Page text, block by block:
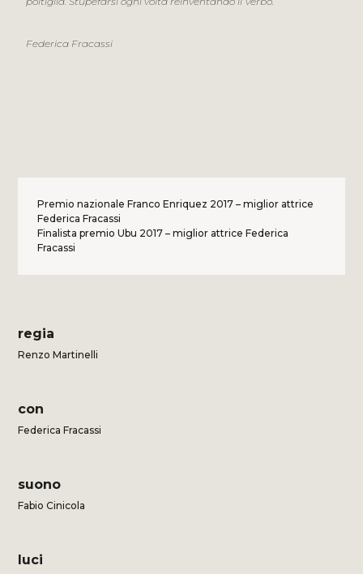
Federica Fracassi
Premio nazionale Franco Enriquez 2017 – miglior attrice
Federica Fracassi
Finalista premio Ubu 2017 – miglior attrice Federica
Fracassi
regia
Renzo Martinelli
con
Federica Fracassi
suono
Fabio Cinicola
luci